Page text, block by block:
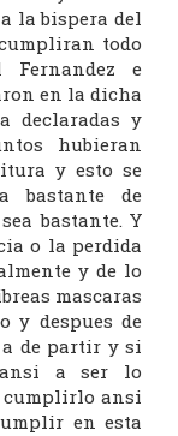
la bispera del
todo
e
en la dicha
declaradas y
hubieran
y esto se
bastante de
bastante. Y
o la perdida
y de lo
mascaras
y despues de
a de partir y si
ansi a ser lo
cumplirlo ansi
en esta